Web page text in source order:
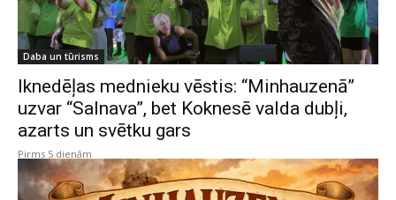
Daba un tūrisms
Iknedēļas mednieku vēstis: “Minhauzenā”
uzvar “Salnava”, bet Koknesē valda dubļi,
azarts un svētku gars
Pirms 5 dienām